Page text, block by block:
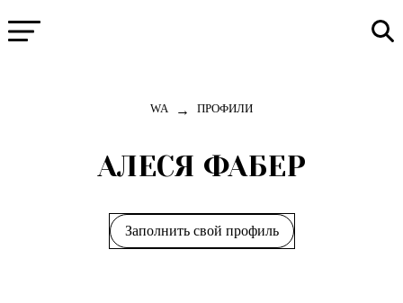
WA → ПРОФИЛИ
АЛЕСЯ ФАБЕР
Заполнить свой профиль